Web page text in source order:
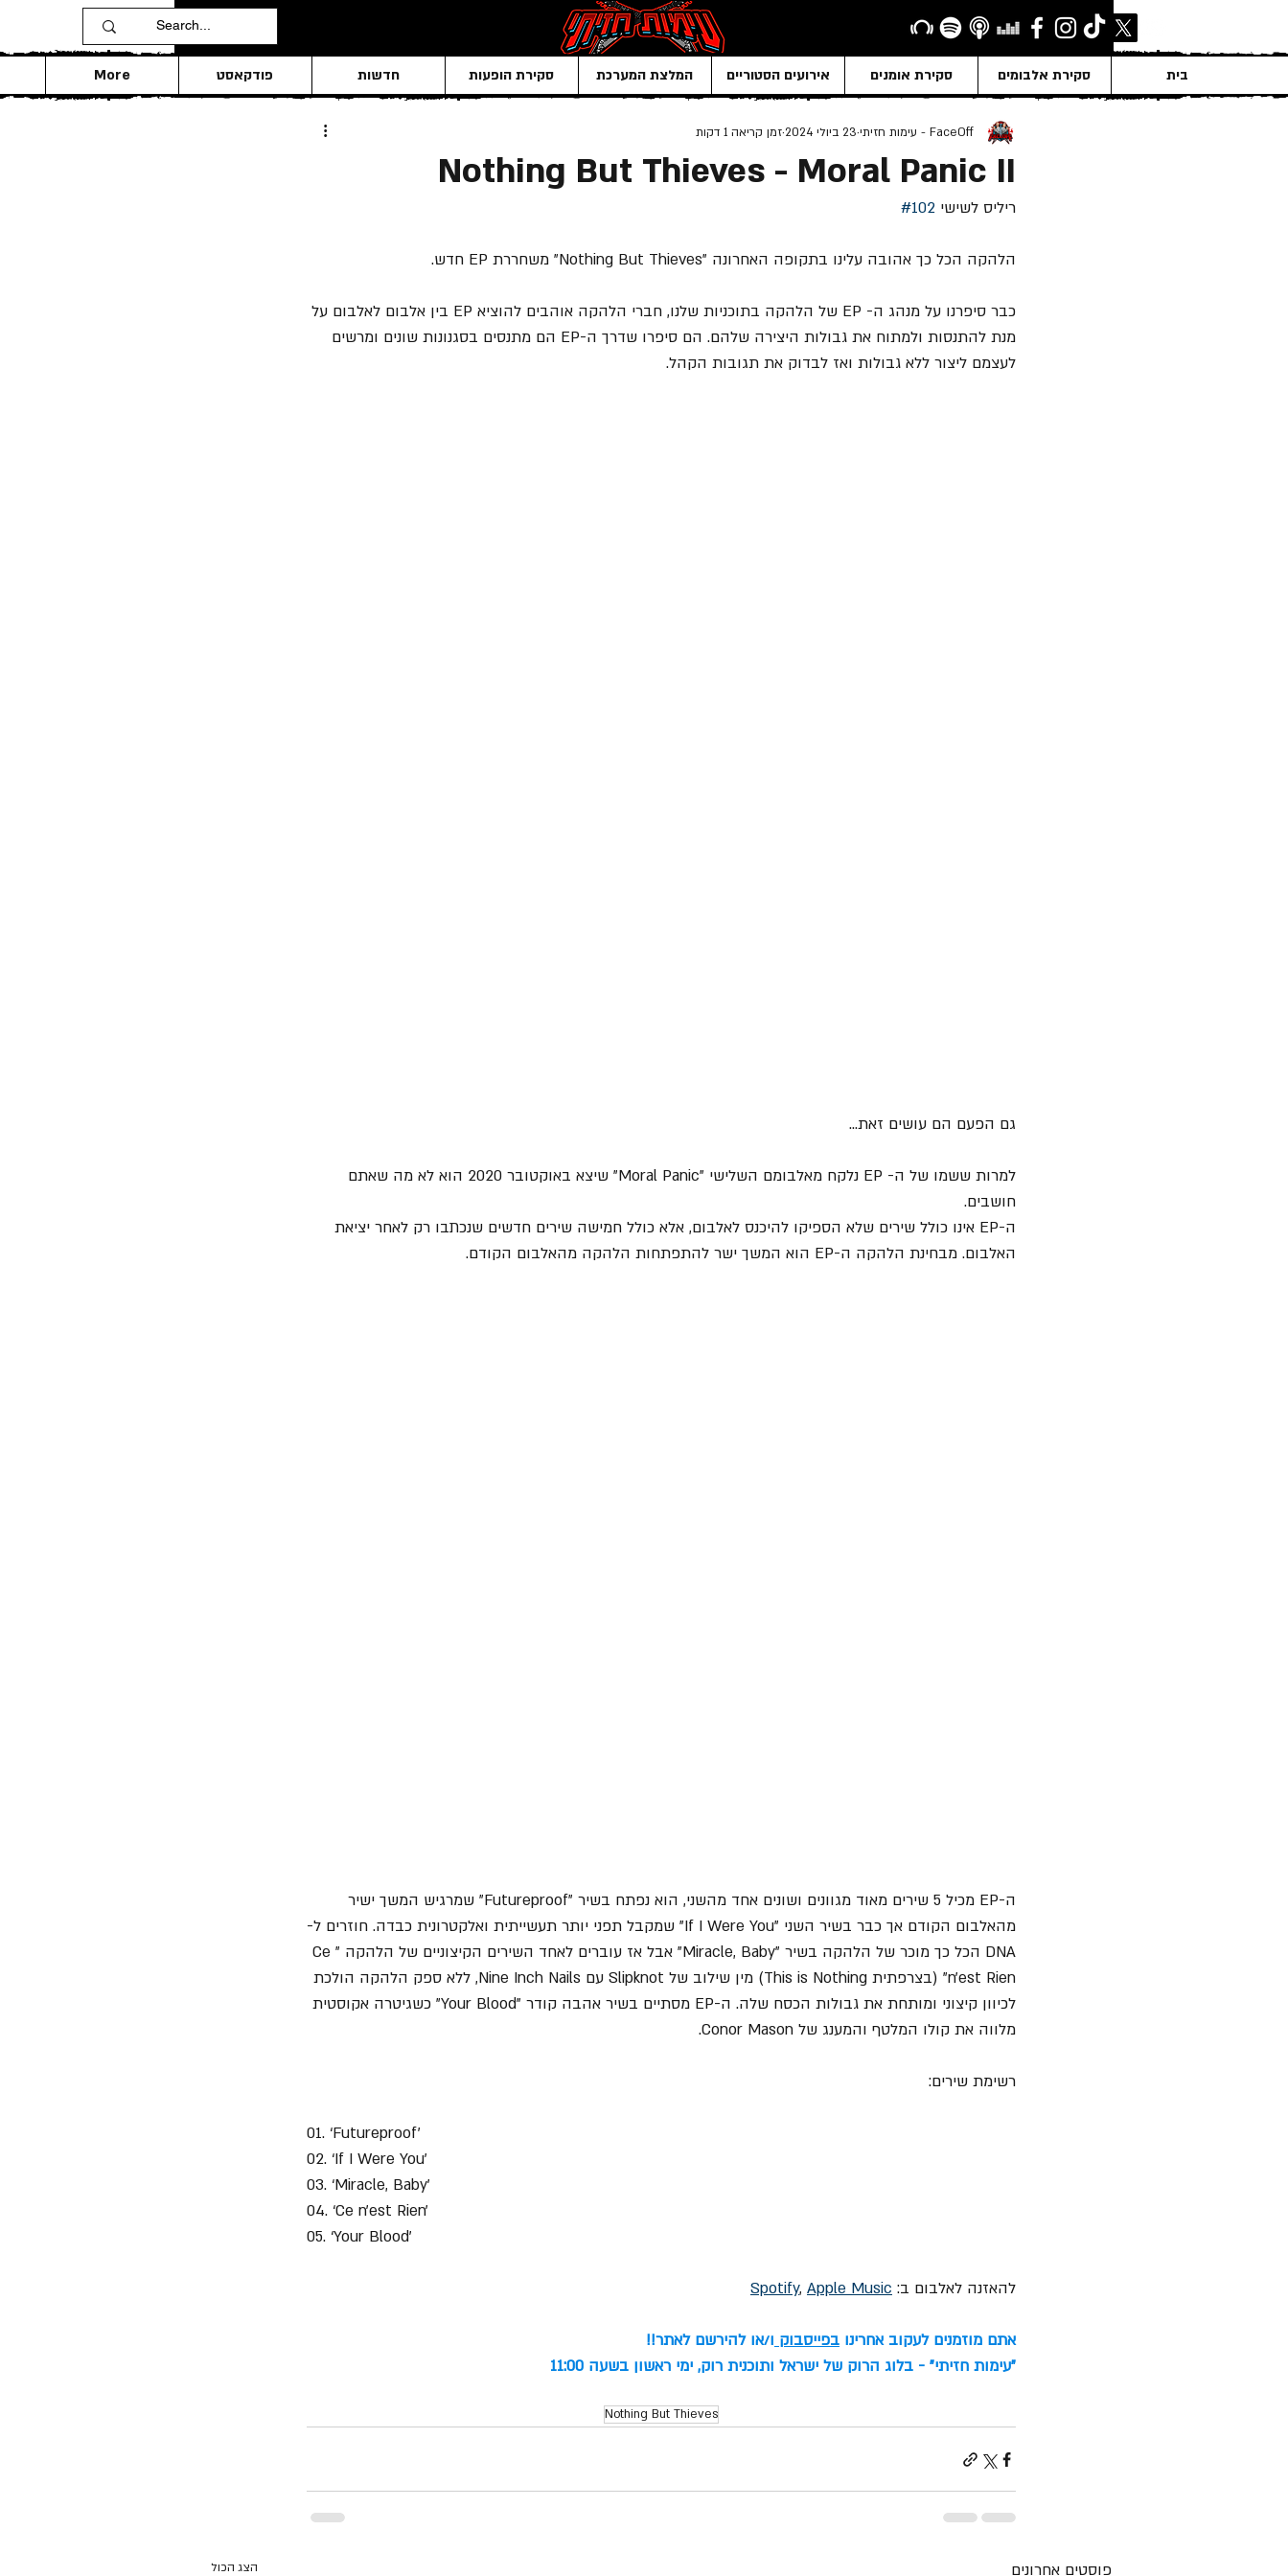
בית סקירת אלבומים סקירת אומנים אירועים הסטוריים המלצת המערכת סקירת הופעות חדשות פודקאסט More
Nothing But Thieves - Moral Panic II
FaceOff - עימות חזיתי 23 ביולי 2024 זמן קריאה 1 דקות
ריליס לשישי #102
הלהקה הכל כך אהובה עלינו בתקופה האחרונה "Nothing But Thieves" משחררת EP חדש.
כבר סיפרנו על מנהג ה- EP של הלהקה בתוכניות שלנו, חברי הלהקה אוהבים להוציא EP בין אלבום לאלבום על
מנת להתנסות ולמתוח את גבולות היצירה שלהם. הם סיפרו שדרך ה-EP הם מתנסים בסגנונות שונים ומרשים
לעצמם ליצור ללא גבולות ואז לבדוק את תגובות הקהל.
גם הפעם הם עושים זאת...
למרות ששמו של ה- EP נלקח מאלבומם השלישי "Moral Panic" שיצא באוקטובר 2020 הוא לא מה שאתם
חושבים.
ה-EP אינו כולל שירים שלא הספיקו להיכנס לאלבום, אלא כולל חמישה שירים חדשים שנכתבו רק לאחר יציאת
האלבום. מבחינת הלהקה ה-EP הוא המשך ישר להתפתחות הלהקה מהאלבום הקודם.
ה-EP מכיל 5 שירים מאוד מגוונים ושונים אחד מהשני, הוא נפתח בשיר "Futureproof" שמרגיש המשך ישיר
מהאלבום הקודם אך כבר בשיר השני "If I Were You" שמקבל תפני יותר תעשייתית ואלקטרונית כבדה. חוזרים ל-
DNA הכל כך מוכר של הלהקה בשיר "Miracle, Baby" אבל אז עוברים לאחד השירים הקיצוניים של הלהקה "Ce
n'est Rien" (בצרפתית This is Nothing) מין שילוב של Slipknot עם Nine Inch Nails, ללא ספק הלהקה הולכת
לכיוון קיצוני ומותחת את גבולות הכסח שלה. ה-EP מסתיים בשיר אהבה קודר "Your Blood" כשגיטרה אקוסטית
מלווה את קולו המלטף והמענג של Conor Mason.
רשימת שירים:
01. ‘Futureproof’
02. ‘If I Were You’
03. ‘Miracle, Baby’
04. ‘Ce n’est Rien’
05. ‘Your Blood’
להאזנה לאלבום ב: Spotify, Apple Music
אתם מוזמנים לעקוב אחרינו בפייסבוק ו/או להירשם לאתר!!
"עימות חזיתי" - בלוג הרוק של ישראל ותוכנית רוק, ימי ראשון בשעה 11:00
Nothing But Thieves
פוסטים אחרונים הצג הכול